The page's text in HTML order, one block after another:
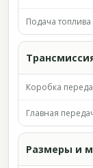
Подача топлива
Коробка
Главная
Размеры и